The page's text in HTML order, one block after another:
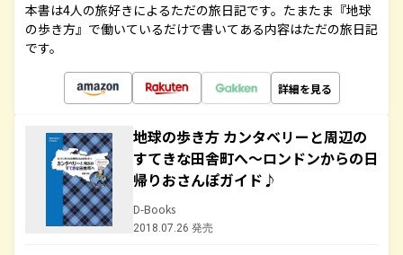
本書は4人の旅好きによるただの旅日記です。たまたま『地球
の歩き方』で働いているだけで書いてある内容はただの旅日記
です。
詳細を見る
地球の歩き方 カンタベリーと周辺の
すてきな田舎町へ～ロンドンからの日
帰りおさんぽガイド♪
D-Books
2018.07.26 発売